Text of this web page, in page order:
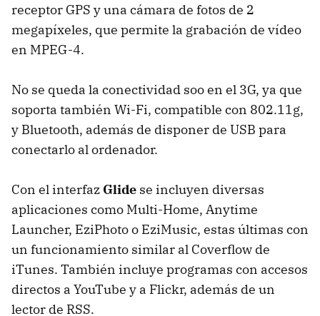
receptor GPS y una cámara de fotos de 2
megapíxeles, que permite la grabación de vídeo
en MPEG-4.
No se queda la conectividad soo en el 3G, ya que
soporta también Wi-Fi, compatible con 802.11g,
y Bluetooth, además de disponer de USB para
conectarlo al ordenador.
Con el interfaz Glide se incluyen diversas
aplicaciones como Multi-Home, Anytime
Launcher, EziPhoto o EziMusic, estas últimas con
un funcionamiento similar al Coverflow de
iTunes. También incluye programas con accesos
directos a YouTube y a Flickr, además de un
lector de RSS.